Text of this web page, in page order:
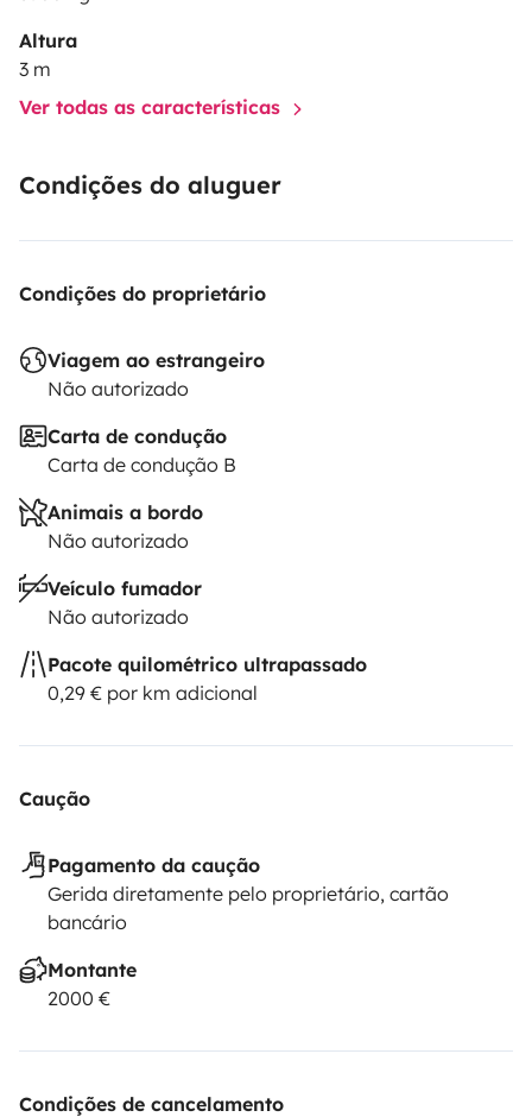
Altura
3 m
Ver todas as características
Condições do aluguer
Condições do proprietário
Viagem ao estrangeiro
Não autorizado
Carta de condução
Carta de condução B
Animais a bordo
Não autorizado
Veículo fumador
Não autorizado
Pacote quilométrico ultrapassado
0,29 € por km adicional
Caução
Pagamento da caução
Gerida diretamente pelo proprietário, cartão
bancário
Montante
2000 €
Condições de cancelamento